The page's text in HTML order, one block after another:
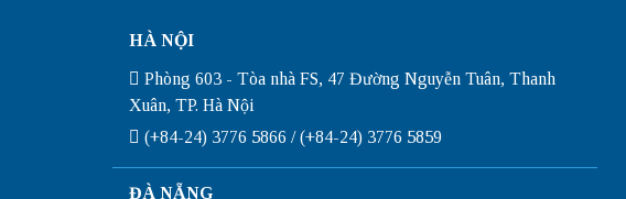
HÀ NỘI
Phòng 603 - Tòa nhà FS, 47 Đường Nguyễn Tuân, Thanh
Xuân, TP. Hà Nội
(+84-24) 3776 5866 / (+84-24) 3776 5859
ĐÀ NẴNG